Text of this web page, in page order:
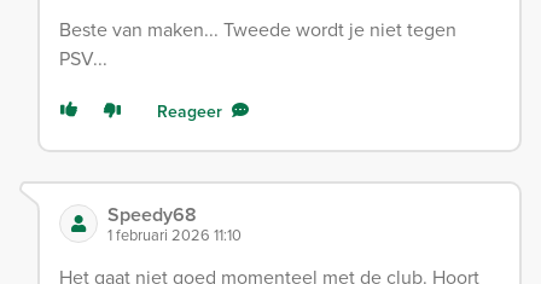
Beste van maken... Tweede wordt je niet tegen
PSV...
Reageer
Speedy68
1 februari 2026 11:10
Het gaat niet goed momenteel met de club. Hoort